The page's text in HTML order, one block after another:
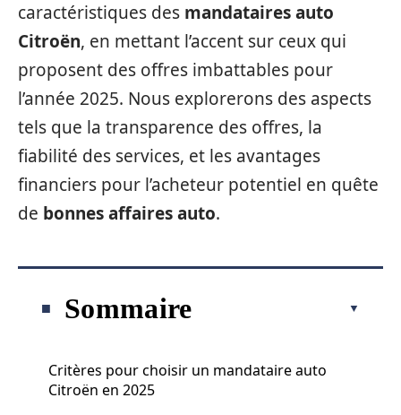
caractéristiques des mandataires auto
Citroën, en mettant l’accent sur ceux qui
proposent des offres imbattables pour
l’année 2025. Nous explorerons des aspects
tels que la transparence des offres, la
fiabilité des services, et les avantages
financiers pour l’acheteur potentiel en quête
de bonnes affaires auto.
Sommaire
Critères pour choisir un mandataire auto
Citroën en 2025